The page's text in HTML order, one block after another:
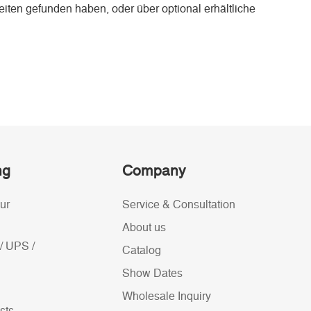
gefunden haben, oder über optional erhältliche
UPS /
Company
Service & Consultation
About us
Catalog
Show Dates
Wholesale Inquiry